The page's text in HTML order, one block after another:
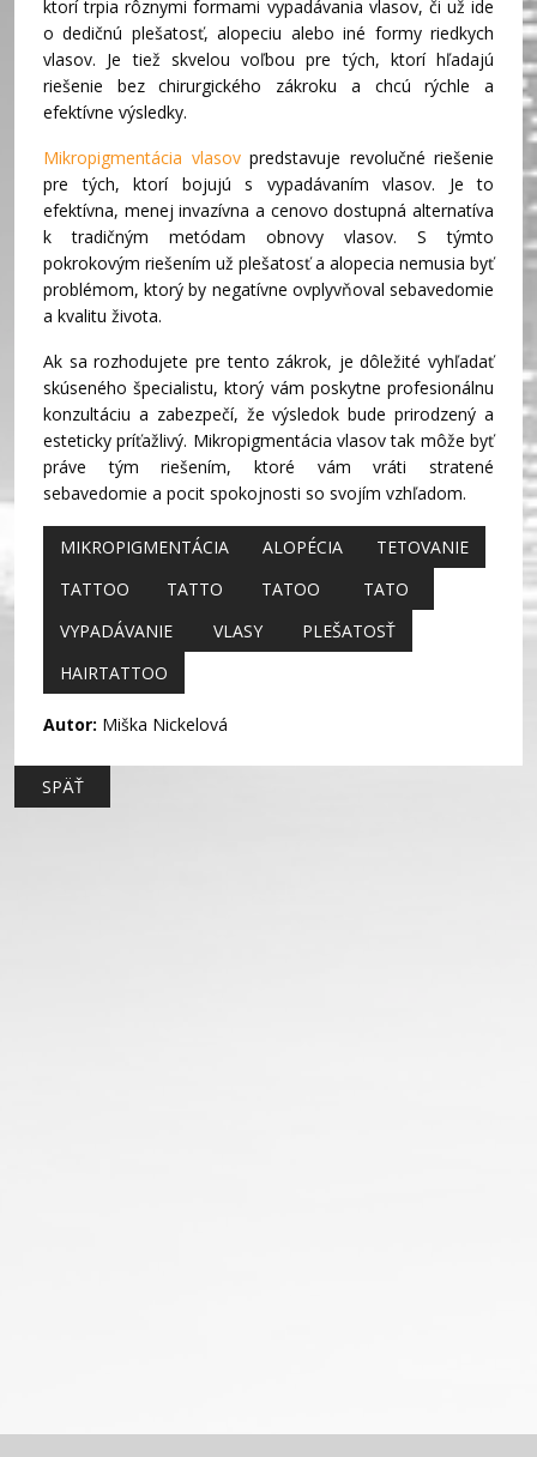
ktorí trpia rôznymi formami vypadávania vlasov, či už ide
o dedičnú plešatosť, alopeciu alebo iné formy riedkych
vlasov. Je tiež skvelou voľbou pre tých, ktorí hľadajú
riešenie bez chirurgického zákroku a chcú rýchle a
efektívne výsledky.
Mikropigmentácia vlasovpredstavuje revolučné riešenie
pre tých, ktorí bojujú s vypadávaním vlasov. Je to
efektívna, menej invazívna a cenovo dostupná alternatíva
k tradičným metódam obnovy vlasov. S týmto
pokrokovým riešením už plešatosť a alopecia nemusia byť
problémom, ktorý by negatívne ovplyvňoval sebavedomie
a kvalitu života.
Ak sa rozhodujete pre tento zákrok, je dôležité vyhľadať
skúseného špecialistu, ktorý vám poskytne profesionálnu
konzultáciu a zabezpečí, že výsledok bude prirodzený a
esteticky príťažlivý. Mikropigmentácia vlasov tak môže byť
práve tým riešením, ktoré vám vráti stratené
sebavedomie a pocit spokojnosti so svojím vzhľadom.
MIKROPIGMENTÁCIA ALOPÉCIA
TETOVANIE
TATTOO
TATTO TATOO
TATO
VYPADÁVANIE
VLASY
PLEŠATOSŤ
HAIRTATTOO
Autor: Miška Nickelová
SPÄŤ